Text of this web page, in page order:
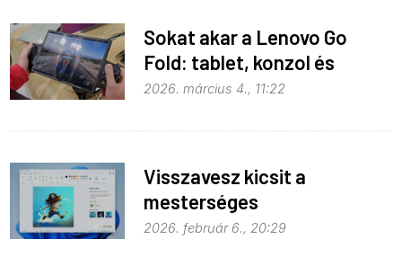
Sokat akar a Lenovo Go
Fold: tablet, konzol és
notebook egyben
2026. március 4., 11:22
Visszavesz kicsit a
mesterséges
intelligenciából a Microsoft
2026. február 6., 20:29